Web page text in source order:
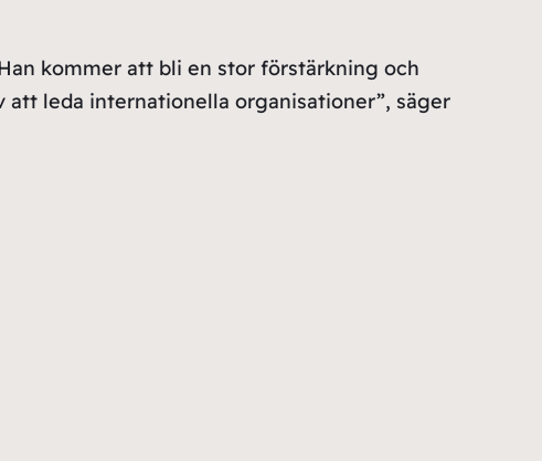
kommer att bli en stor förstärkning och
leda internationella organisationer”, säger